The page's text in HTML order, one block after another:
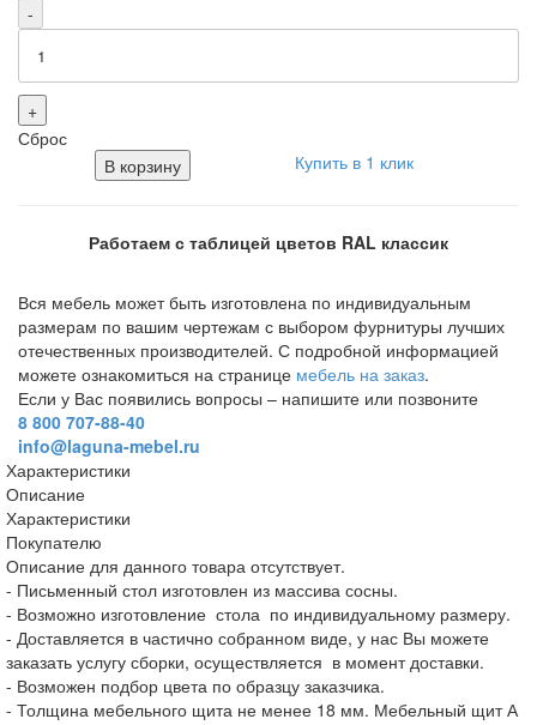
-
+
Сброс
В корзину
Купить в 1 клик
Работаем с таблицей цветов RAL классик
Вся мебель может быть изготовлена по индивидуальным
размерам по вашим чертежам с выбором фурнитуры лучших
отечественных производителей. С подробной информацией
можете ознакомиться на странице мебель на заказ.
Если у Вас появились вопросы – напишите или позвоните
8 800 707-88-40
info@laguna-mebel.ru
Характеристики
Описание
Характеристики
Покупателю
Описание для данного товара отсутствует.
- Письменный стол изготовлен из массива сосны.
- Возможно изготовление стола по индивидуальному размеру.
- Доставляется в частично собранном виде, у нас Вы можете
заказать услугу сборки, осуществляется в момент доставки.
- Возможен подбор цвета по образцу заказчика.
- Толщина мебельного щита не менее 18 мм. Мебельный щит А